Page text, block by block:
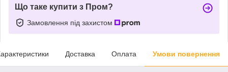
Що таке купити з Пром?
Замовлення під захистом
Доставка Оплата Умови повернення